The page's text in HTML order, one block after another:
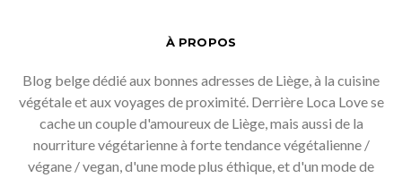
À PROPOS
Blog belge dédié aux bonnes adresses de Liège, à la cuisine
végétale et aux voyages de proximité. Derrière Loca Love se
cache un couple d'amoureux de Liège, mais aussi de la
nourriture végétarienne à forte tendance végétalienne /
végane / vegan, d'une mode plus éthique, et d'un mode de